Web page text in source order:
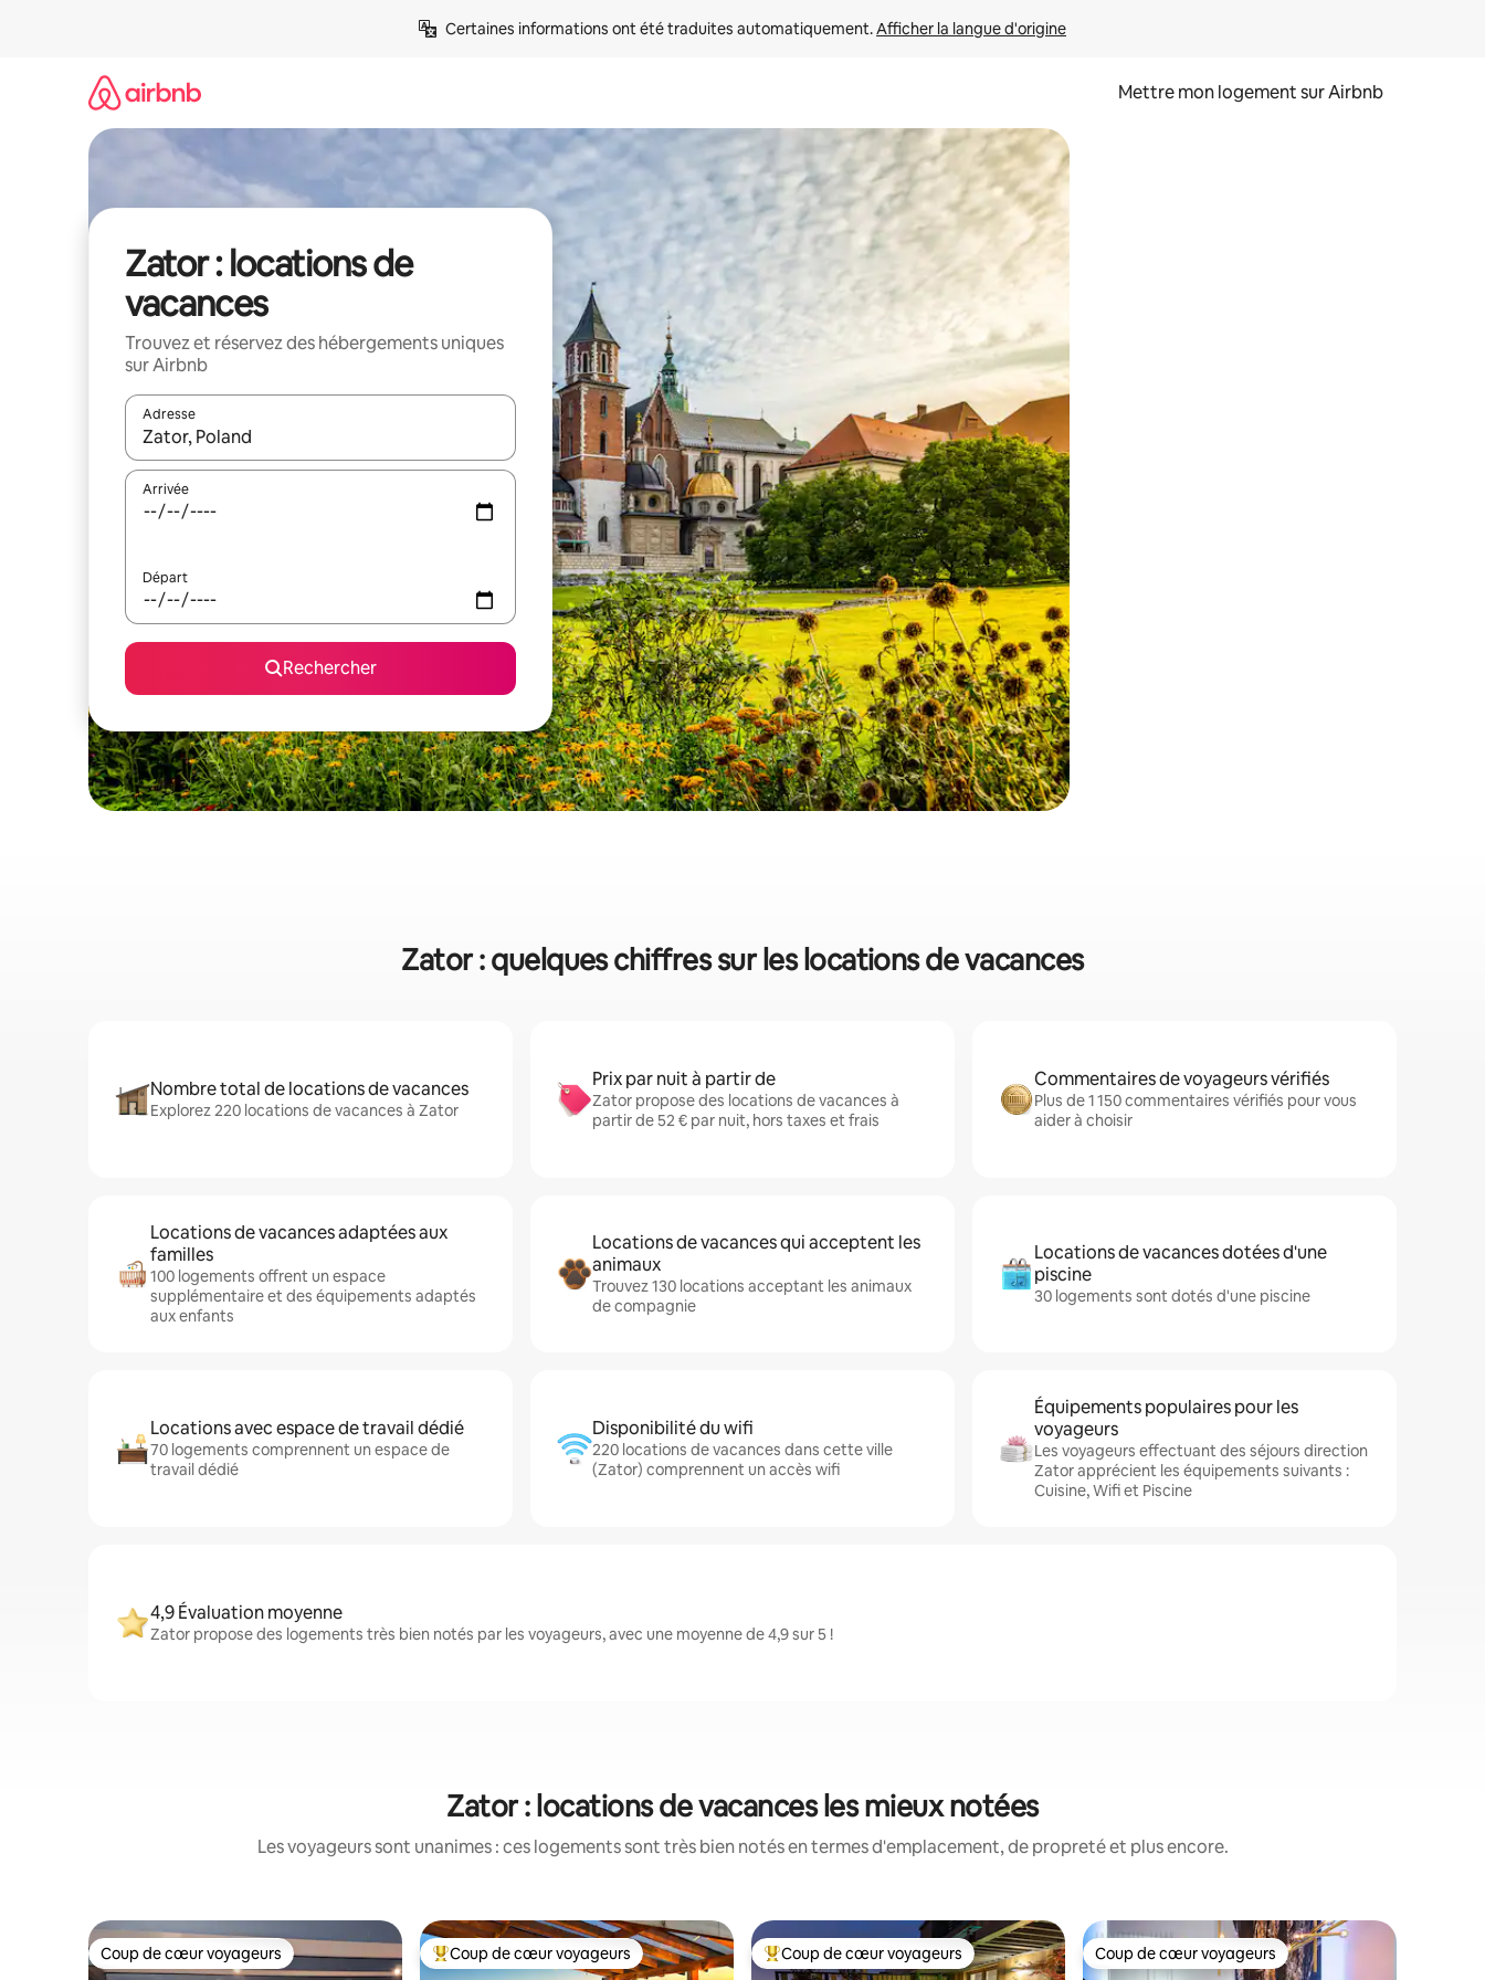
Certaines informations ont été traduites automatiquement. Afficher la langue d'origine
Mettre mon logement sur Airbnb
Zator : locations de
vacances
Trouvez et réservez des hébergements uniques
sur Airbnb
Adresse
Lorsque les résultats s'affichent, utilisez les flèches vers le haut et vers le bas pour les parcourir ou en appuyant et en faisant glisser.
Arrivée
Départ
Rechercher
Zator : quelques chiffres sur les locations de vacances
Nombre total de locations de vacances
Explorez 220 locations de vacances à Zator
Prix par nuit à partir de
Zator propose des locations de vacances à
partir de 52 € par nuit, hors taxes et frais
Commentaires de voyageurs vérifiés
Plus de 1 150 commentaires vérifiés pour vous
aider à choisir
Locations de vacances adaptées aux
familles
100 logements offrent un espace
supplémentaire et des équipements adaptés
aux enfants
Locations de vacances qui acceptent les
animaux
Trouvez 130 locations acceptant les animaux
de compagnie
Locations de vacances dotées d'une
piscine
30 logements sont dotés d'une piscine
Locations avec espace de travail dédié
70 logements comprennent un espace de
travail dédié
Disponibilité du wifi
220 locations de vacances dans cette ville
(Zator) comprennent un accès wifi
Équipements populaires pour les
voyageurs
Les voyageurs effectuant des séjours direction
Zator apprécient les équipements suivants :
Cuisine, Wifi et Piscine
4,9 Évaluation moyenne
Zator propose des logements très bien notés par les voyageurs, avec une moyenne de 4,9 sur 5 !
Zator : locations de vacances les mieux notées
Les voyageurs sont unanimes : ces logements sont très bien notés en termes d'emplacement, de propreté et plus encore.
Coup de cœur voyageurs
Coup de cœur voyageurs Coups de cœur voyageurs les plus appréciés
Coup de cœur voyageurs Coups de cœur voyageurs les plus appréciés
Coup de cœur voyageurs Coup de cœur voyageurs
Coup de cœur voyageurs